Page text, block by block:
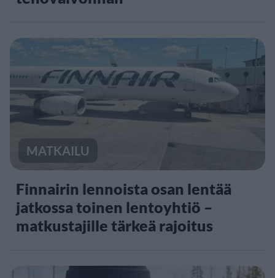
MATKAILU
Finnairin lennoista osan lentää
jatkossa toinen lentoyhtiö –
matkustajille tärkeä rajoitus